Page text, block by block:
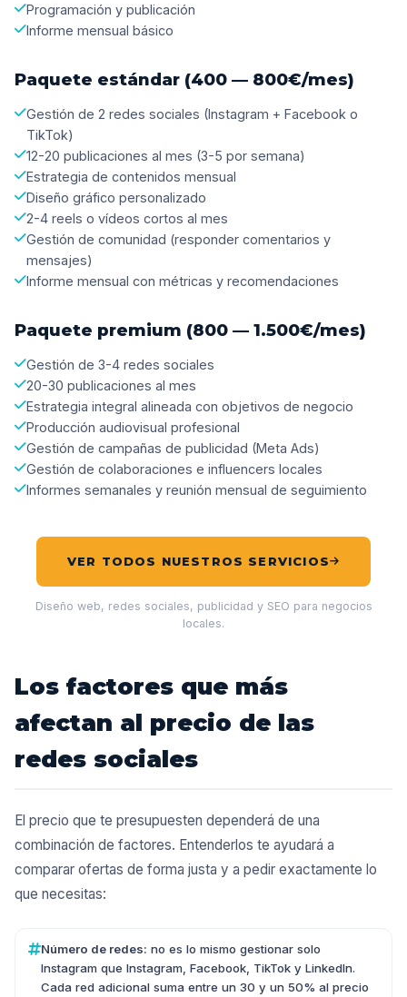
Programación y publicación
Informe mensual básico
Paquete estándar (400 — 800€/mes)
Gestión de 2 redes sociales (Instagram + Facebook o
TikTok)
12-20 publicaciones al mes (3-5 por semana)
Estrategia de contenidos mensual
Diseño gráfico personalizado
2-4 reels o vídeos cortos al mes
Gestión de comunidad (responder comentarios y
mensajes)
Informe mensual con métricas y recomendaciones
Paquete premium (800 — 1.500€/mes)
Gestión de 3-4 redes sociales
20-30 publicaciones al mes
Estrategia integral alineada con objetivos de negocio
Producción audiovisual profesional
Gestión de campañas de publicidad (Meta Ads)
Gestión de colaboraciones e influencers locales
Informes semanales y reunión mensual de seguimiento
VER TODOS NUESTROS SERVICIOS
Diseño web, redes sociales, publicidad y SEO para negocios
locales.
Los factores que más
afectan al precio de las
redes sociales
El precio que te presupuesten dependerá de una
combinación de factores. Entenderlos te ayudará a
comparar ofertas de forma justa y a pedir exactamente lo
que necesitas:
Número de redes: no es lo mismo gestionar solo
Instagram que Instagram, Facebook, TikTok y LinkedIn.
Cada red adicional suma entre un 30 y un 50% al precio